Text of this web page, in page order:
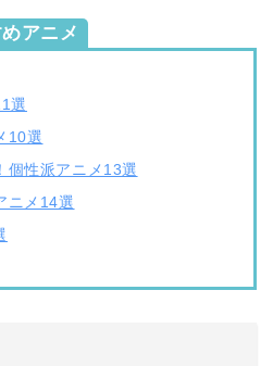
アニメ
選
10選
個性派アニメ13選
ニメ14選